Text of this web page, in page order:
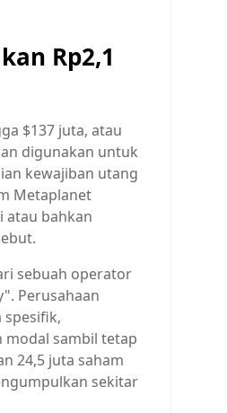
Rp2,1
$137 juta, atau
digunakan untuk
kewajiban utang
Metaplanet
atau bahkan
sebuah operator
Perusahaan
spesifik,
modal sambil tetap
24,5 juta saham
sekitar